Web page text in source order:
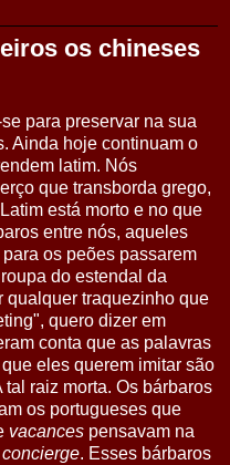
os chineses
para preservar na sua
Ainda hoje continuam o
latim. Nós
que transborda grego,
está morto e no que
entre nós, aqueles
os peões passarem
do estendal da
qualquer traquezinho que
quero dizer em
conta que as palavras
eles querem imitar são
raiz morta. Os bárbaros
os portugueses que
vacances pensavam na
concierge. Esses bárbaros